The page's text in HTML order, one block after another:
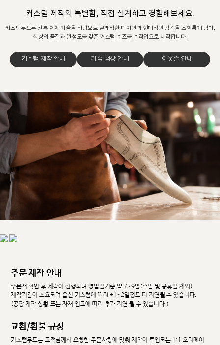
커스텀 제작의 특별함, 직접 설계하고 경험해보세요.
커스텀무드는 전통 제화 기술을 바탕으로 클래식한 디자인과 현대적인 감각을 조화롭게 담아,
최상의 품질과 완성도를 갖춘 커스텀 슈즈를 수작업으로 제작합니다.
커스텀 제작 안내 가죽 색상 안내 아웃솔 안내
주문 제작 안내
주문서 확인 후 제작이 진행되며 영업일기준 약 7~9일(주말 및 공휴일 제외)
제작기간이 소요되며 옵션 커스텀에 따라 +1~2일정도 더 지연될 수 있습니다.
(공장 제작 상황 또는 자재 입고에 따라 추가 지연 될 수 있습니다.)
교환/환불 규정
커스텀무드는 고객님께서 요청한 주문사항에 맞춰 제작이 투입되는 1:1 오더메이